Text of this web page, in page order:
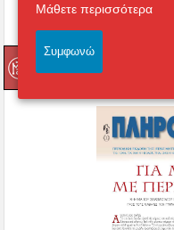
Μάθετε περισσότερα
Συμφωνώ